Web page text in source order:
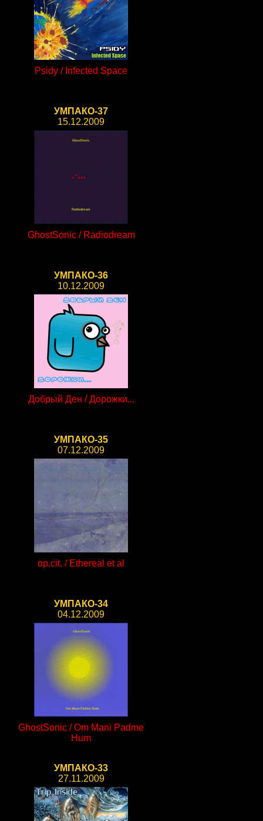
Psidy / Infected Space
УМПАКО-37
15.12.2009
GhostSonic / Radiodream
УМПАКО-36
10.12.2009
Добрый Ден / Дорожки...
УМПАКО-35
07.12.2009
op.cit. / Ethereal et al
УМПАКО-34
04.12.2009
GhostSonic / Om Mani Padme
Hum
УМПАКО-33
27.11.2009